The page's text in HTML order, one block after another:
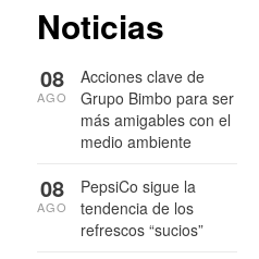
Noticias
Acciones clave de
Grupo Bimbo para ser
más amigables con el
medio ambiente
08
AGO
PepsiCo sigue la
tendencia de los
refrescos “sucios”
08
AGO